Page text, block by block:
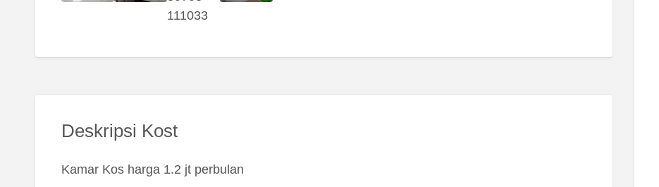
Deskripsi Kost
Kamar Kos harga 1.2 jt perbulan